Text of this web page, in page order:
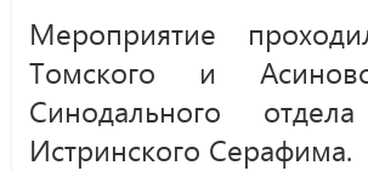
Мероприятие
Томского и
Синодального
Истринского Серафима.